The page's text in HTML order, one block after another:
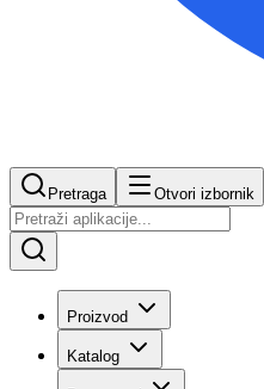
Pretraga Otvori izbornik
Proizvod
Katalog